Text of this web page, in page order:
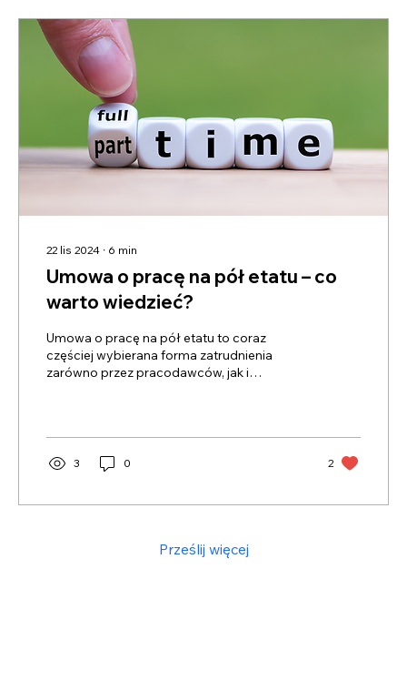
22 lis 2024 ∙ 6 min
Umowa o pracę na pół etatu​ – co
warto wiedzieć?
Umowa o pracę na pół etatu​ to coraz
częściej wybierana forma zatrudnienia
zarówno przez pracodawców, jak i
3 0 2
Prześlij więcej